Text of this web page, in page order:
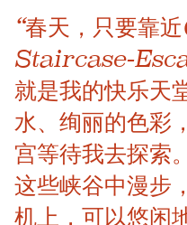
“春天，只要靠
Staircase-
就是我的快乐天
水、绚丽的色彩
宫等待我去探索
这些峡谷中漫步
机上，可以悠闲